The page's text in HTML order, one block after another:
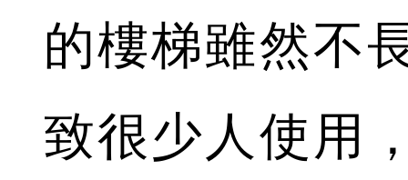
的樓梯雖然不
致很少人使用